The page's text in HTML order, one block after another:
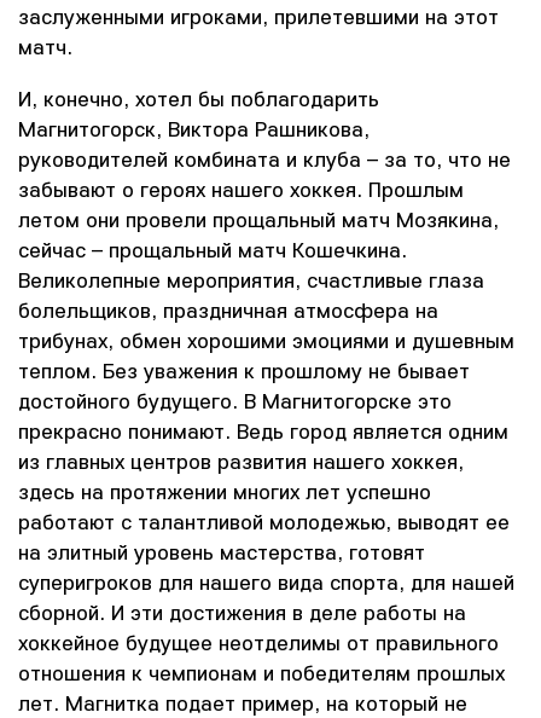
заслуженными игроками, прилетевшими на этот
матч.
И, конечно, хотел бы поблагодарить
Магнитогорск, Виктора Рашникова,
руководителей комбината и клуба – за то, что не
забывают о героях нашего хоккея. Прошлым
летом они провели прощальный матч Мозякина,
сейчас – прощальный матч Кошечкина.
Великолепные мероприятия, счастливые глаза
болельщиков, праздничная атмосфера на
трибунах, обмен хорошими эмоциями и душевным
теплом. Без уважения к прошлому не бывает
достойного будущего. В Магнитогорске это
прекрасно понимают. Ведь город является одним
из главных центров развития нашего хоккея,
здесь на протяжении многих лет успешно
работают с талантливой молодежью, выводят ее
на элитный уровень мастерства, готовят
суперигроков для нашего вида спорта, для нашей
сборной. И эти достижения в деле работы на
хоккейное будущее неотделимы от правильного
отношения к чемпионам и победителям прошлых
лет. Магнитка подает пример, на который не